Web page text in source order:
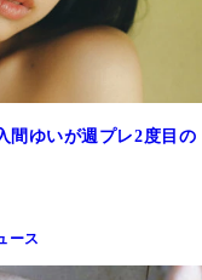
間ゆいが週プレ2度目の
ース